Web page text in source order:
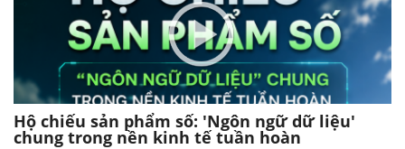
Hộ chiếu sản phẩm số: 'Ngôn ngữ dữ liệu'
chung trong nền kinh tế tuần hoàn